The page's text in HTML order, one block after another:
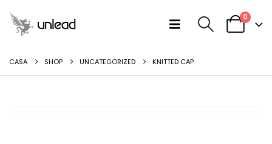
0
CASA SHOP UNCATEGORIZED KNITTED CAP